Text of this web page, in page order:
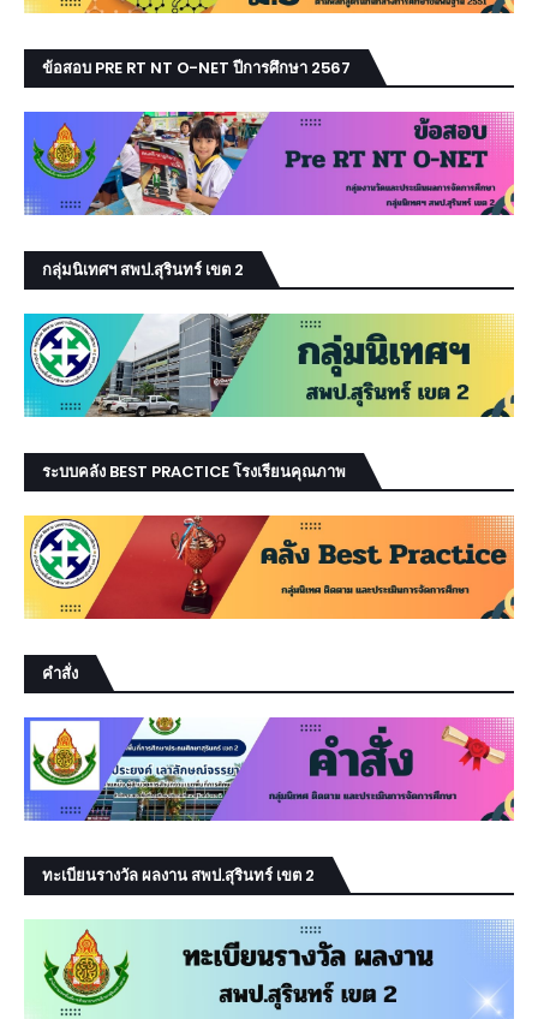
ข้อสอบ PRE RT NT O-NET ปีการศึกษา 2567
กลุ่มนิเทศฯ สพป.สุรินทร์ เขต 2
ระบบคลัง BEST PRACTICE โรงเรียนคุณภาพ
คำสั่ง
ทะเบียนรางวัล ผลงาน สพป.สุรินทร์ เขต 2